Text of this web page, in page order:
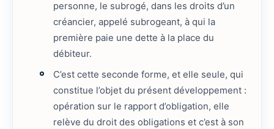
personne, le subrogé, dans les droits d’un
créancier, appelé subrogeant, à qui la
première paie une dette à la place du
débiteur.
C’est cette seconde forme, et elle seule, qui
constitue l’objet du présent développement :
opération sur le rapport d’obligation, elle
relève du droit des obligations et c’est à son